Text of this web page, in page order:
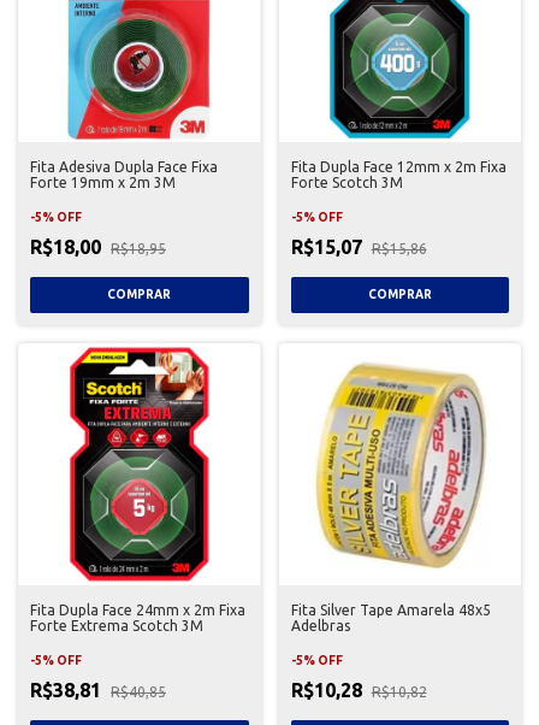
Fita Adesiva Dupla Face Fixa
Forte 19mm x 2m 3M
-5% OFF
R$18,00 R$18,95
Fita Dupla Face 12mm x 2m Fixa
Forte Scotch 3M
-5% OFF
R$15,07 R$15,86
Fita Dupla Face 24mm x 2m Fixa
Forte Extrema Scotch 3M
-5% OFF
R$38,81 R$40,85
Fita Silver Tape Amarela 48x5
Adelbras
-5% OFF
R$10,28 R$10,82